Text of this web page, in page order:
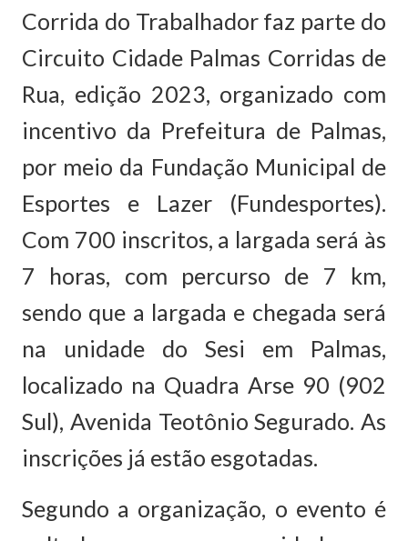
Corrida do Trabalhador faz parte do
Circuito Cidade Palmas Corridas de
Rua, edição 2023, organizado com
incentivo da Prefeitura de Palmas,
por meio da Fundação Municipal de
Esportes e Lazer (Fundesportes).
Com 700 inscritos, a largada será às
7 horas, com percurso de 7 km,
sendo que a largada e chegada será
na unidade do Sesi em Palmas,
localizado na Quadra Arse 90 (902
Sul), Avenida Teotônio Segurado. As
inscrições já estão esgotadas.
Segundo a organização, o evento é